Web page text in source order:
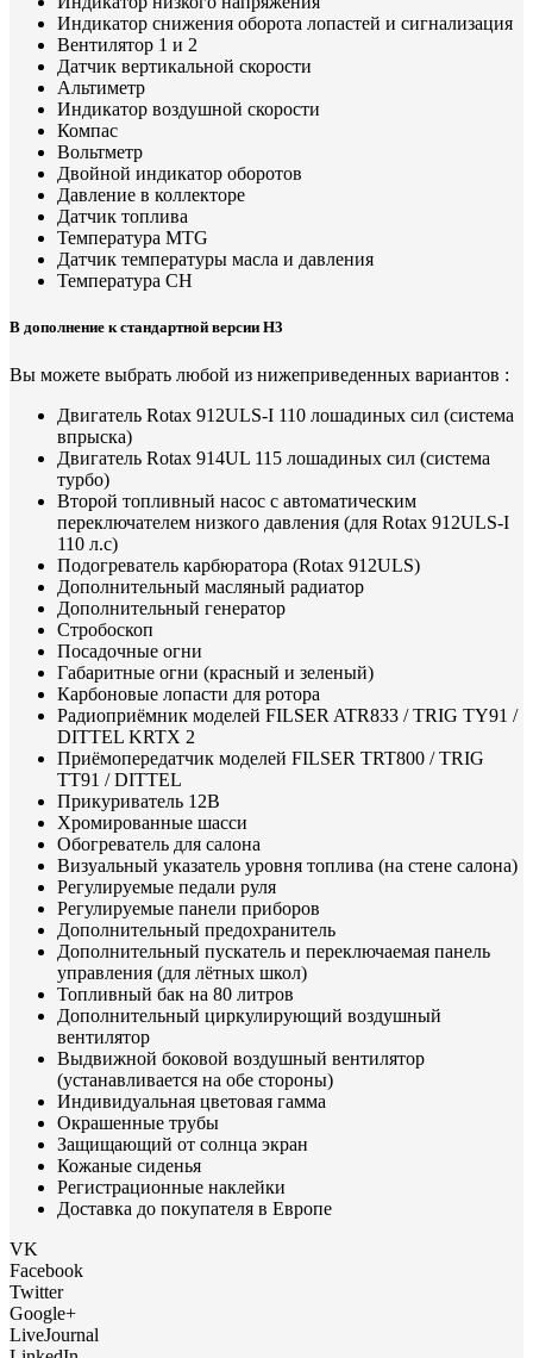
Индикатор снижения оборота лопастей и сигнализация
Вентилятор 1 и 2
Датчик вертикальной скорости
Альтиметр
Индикатор воздушной скорости
Компас
Вольтметр
Двойной индикатор оборотов
Давление в коллекторе
Датчик топлива
Температура MTG
Датчик температуры масла и давления
Температура CH
В дополнение к стандартной версии H3
Вы можете выбрать любой из нижеприведенных вариантов :
Двигатель Rotax 912ULS-I 110 лошадиных сил (система
впрыска)
Двигатель Rotax 914UL 115 лошадиных сил (система
турбо)
Второй топливный насос с автоматическим
переключателем низкого давления (для Rotax 912ULS-I
110 л.с)
Подогреватель карбюратора (Rotax 912ULS)
Дополнительный масляный радиатор
Дополнительный генератор
Стробоскоп
Посадочные огни
Габаритные огни (красный и зеленый)
Карбоновые лопасти для ротора
Радиоприёмник моделей FILSER ATR833 / TRIG TY91 /
DITTEL KRTX 2
Приёмопередатчик моделей FILSER TRT800 / TRIG
TT91 / DITTEL
Прикуриватель 12В
Хромированные шасси
Обогреватель для салона
Визуальный указатель уровня топлива (на стене салона)
Регулируемые педали руля
Регулируемые панели приборов
Дополнительный предохранитель
Дополнительный пускатель и переключаемая панель
управления (для лётных школ)
Топливный бак на 80 литров
Дополнительный циркулирующий воздушный
вентилятор
Выдвижной боковой воздушный вентилятор
(устанавливается на обе стороны)
Индивидуальная цветовая гамма
Окрашенные трубы
Защищающий от солнца экран
Кожаные сиденья
Регистрационные наклейки
Доставка до покупателя в Европе
VK
Facebook
Twitter
Google+
LiveJournal